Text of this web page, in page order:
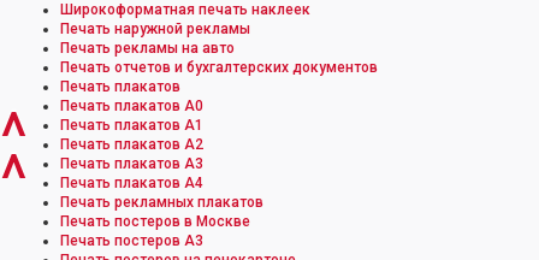
Широкоформатная печать наклеек
Печать наружной рекламы
Печать рекламы на авто
Печать отчетов и бухгалтерских документов
Печать плакатов
Печать плакатов А0
Печать плакатов А1
Печать плакатов А2
Печать плакатов А3
Печать плакатов А4
Печать рекламных плакатов
Печать постеров в Москве
Печать постеров А3
^
^